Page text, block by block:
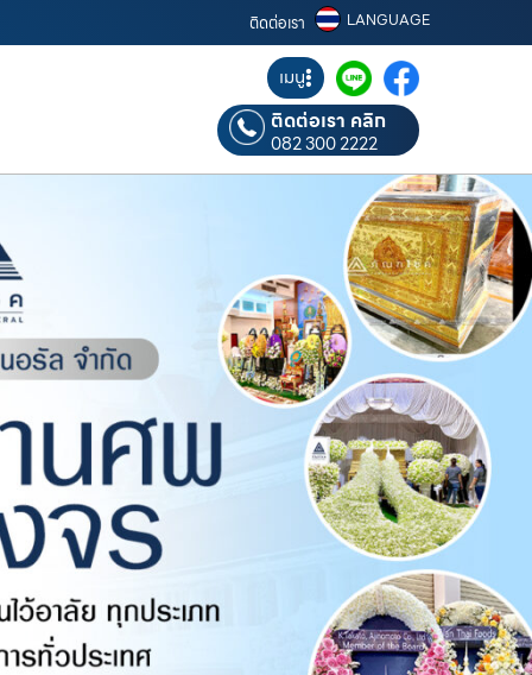
ติดต่อเรา LANGUAGE
เมนู
ติดต่อเรา คลิก
082 300 2222